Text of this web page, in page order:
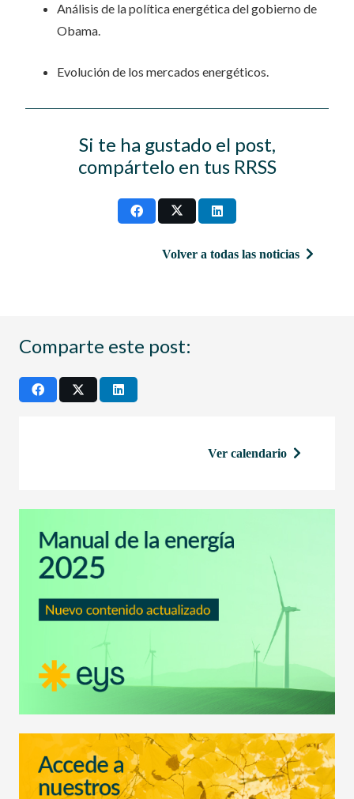
Análisis de la política energética del gobierno de
Obama.
Evolución de los mercados energéticos.
Si te ha gustado el post,
compártelo en tus RRSS
Volver a todas las noticias
Comparte este post:
Ver calendario